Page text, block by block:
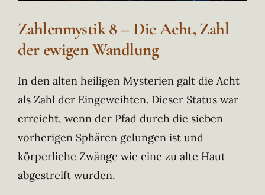
Zahlenmystik 8 – Die Acht, Zahl
der ewigen Wandlung
In den alten heiligen Mysterien galt die Acht
als Zahl der Eingeweihten. Dieser Status war
erreicht, wenn der Pfad durch die sieben
vorherigen Sphären gelungen ist und
körperliche Zwänge wie eine zu alte Haut
abgestreift wurden.